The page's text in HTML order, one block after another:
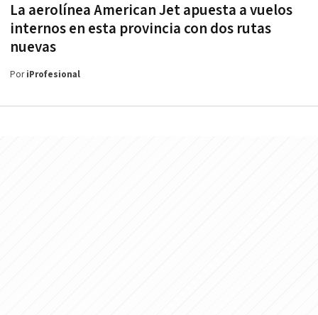
La aerolínea American Jet apuesta a vuelos
internos en esta provincia con dos rutas
nuevas
PoriProfesional